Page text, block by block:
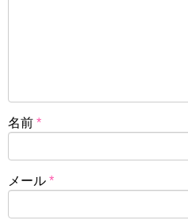
名前 *
メール *